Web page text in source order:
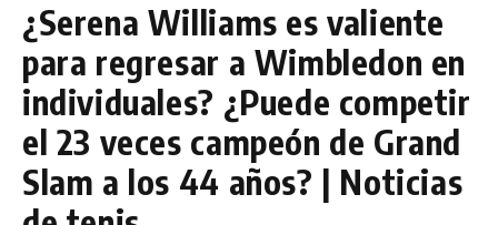
¿Serena Williams es valiente
para regresar a Wimbledon en
individuales? ¿Puede competir
el 23 veces campeón de Grand
Slam a los 44 años? | Noticias